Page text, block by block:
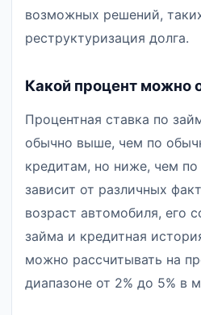
возможных решений,
реструктуризация долга.
Какой процент можно
Процентная ставка по
обычно выше, чем по
кредитам, но ниже, чем
зависит от различных
возраст автомобиля, его
займа и кредитная
можно рассчитывать на
диапазоне от 2% до 5% в